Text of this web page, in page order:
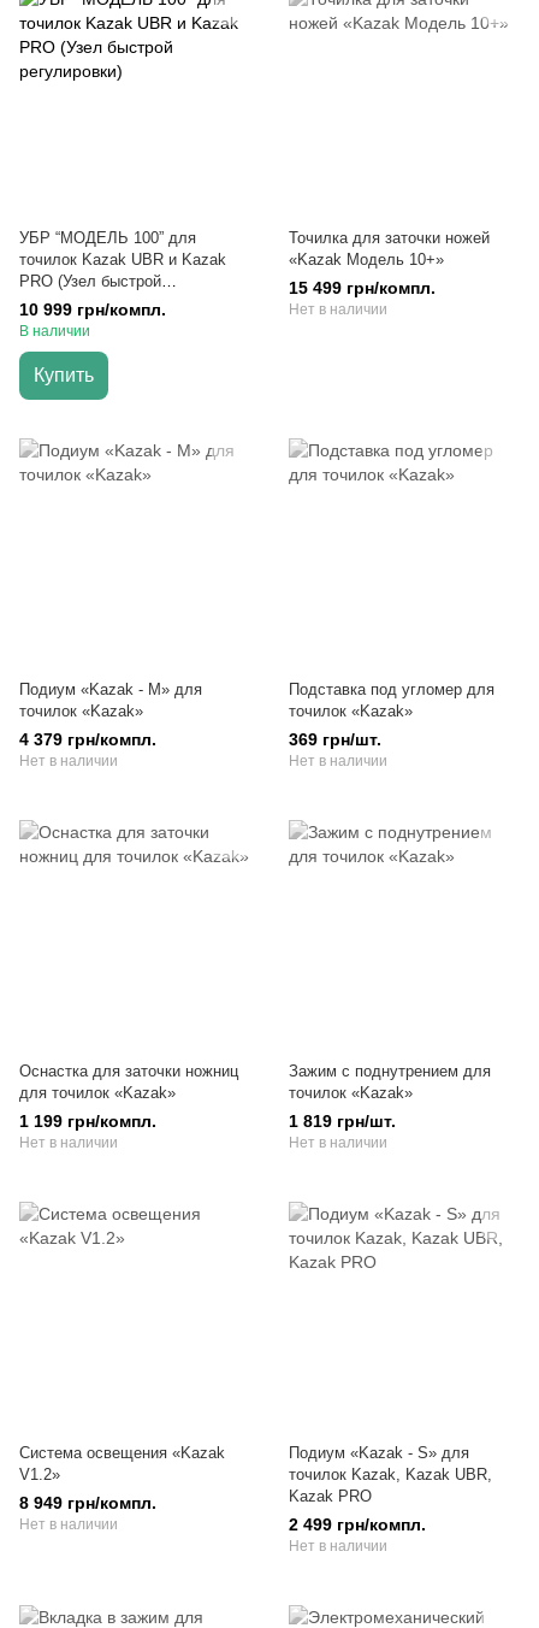
УБР “МОДЕЛЬ 100” для
точилок Kazak UBR и Kazak
PRO (Узел быстрой
регулировки)
10 999 грн/компл.
В наличии
Купить
Точилка для заточки ножей
«Kazak Модель 10+»
15 499 грн/компл.
Нет в наличии
Подиум «Kazak - М» для
точилок «Kazak»
4 379 грн/компл.
Нет в наличии
Подставка под угломер для
точилок «Kazak»
369 грн/шт.
Нет в наличии
Оснастка для заточки ножниц
для точилок «Kazak»
1 199 грн/компл.
Нет в наличии
Зажим с поднутрением для
точилок «Kazak»
1 819 грн/шт.
Нет в наличии
Система освещения «Kazak
V1.2»
8 949 грн/компл.
Нет в наличии
Подиум «Kazak - S» для
точилок Kazak, Kazak UBR,
Kazak PRO
2 499 грн/компл.
Нет в наличии